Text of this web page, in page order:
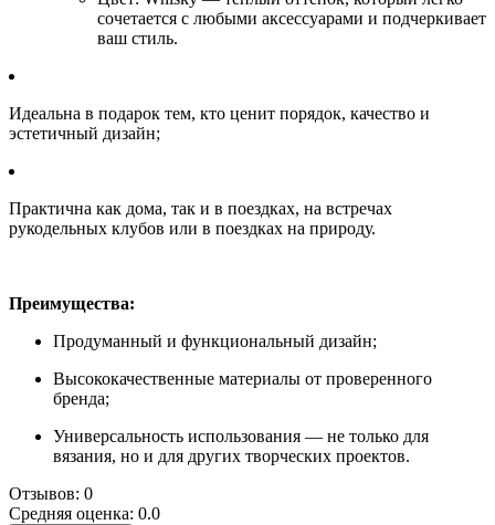
сочетается с любыми аксессуарами и подчеркивает
ваш стиль.
Идеальна в подарок тем, кто ценит порядок, качество и
эстетичный дизайн;
Практична как дома, так и в поездках, на встречах
рукодельных клубов или в поездках на природу.
Преимущества:
Продуманный и функциональный дизайн;
Высококачественные материалы от проверенного
бренда;
Универсальность использования — не только для
вязания, но и для других творческих проектов.
Отзывов: 0
Средняя оценка: 0.0